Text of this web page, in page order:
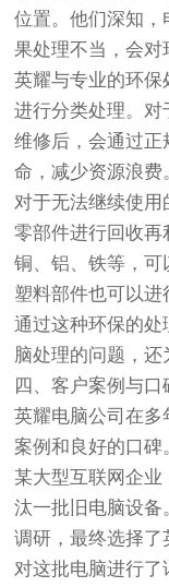
位置。他们深知
果处理不当，会对
英耀与专业的环
进行分类处理。
维修后，会通过
命，减少资源浪费
对于无法继续使
零部件进行回收
铜、铝、铁等，可
塑料部件也可以进
通过这种环保的
脑处理的问题，还
四、客户案例与口
英耀电脑公司在
案例和良好的口碑
某大型互联网企
汰一批旧电脑设
调研，最终选择了
对这批电脑进行了